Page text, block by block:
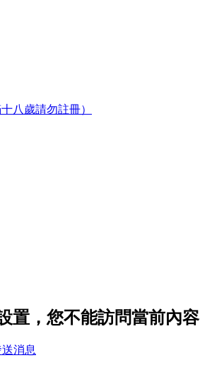
八歲請勿註冊）
置，您不能訪問當前內容
消息